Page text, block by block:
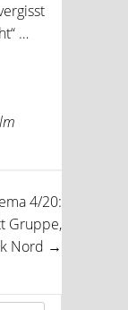
…
4/20:
Gruppe,
Nord →